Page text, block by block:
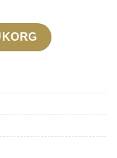
large 65448